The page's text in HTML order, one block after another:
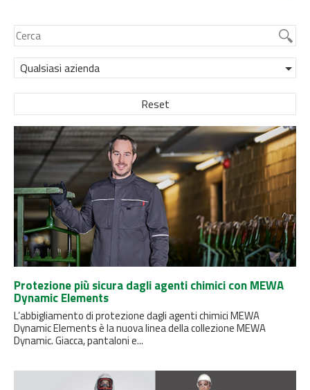
Qualsiasi azienda
Reset
Protezione più sicura dagli agenti chimici con MEWA
Dynamic Elements
L’abbigliamento di protezione dagli agenti chimici MEWA
Dynamic Elements è la nuova linea della collezione MEWA
Dynamic. Giacca, pantaloni e...